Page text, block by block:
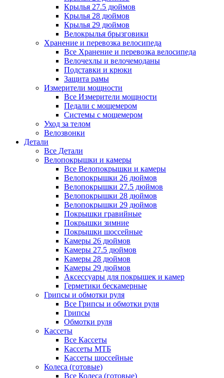
Крылья 27.5 дюймов
Крылья 28 дюймов
Крылья 29 дюймов
Велокрылья брызговики
Хранение и перевозка велосипеда
Все Хранение и перевозка велосипеда
Велочехлы и велочемоданы
Подставки и крюки
Защита рамы
Измерители мощности
Все Измерители мощности
Педали с мощемером
Системы с мощемером
Уход за телом
Велозвонки
Детали
Все Детали
Велопокрышки и камеры
Все Велопокрышки и камеры
Велопокрышки 26 дюймов
Велопокрышки 27.5 дюймов
Велопокрышки 28 дюймов
Велопокрышки 29 дюймов
Покрышки гравийные
Покрышки зимние
Покрышки шоссейные
Камеры 26 дюймов
Камеры 27.5 дюймов
Камеры 28 дюймов
Камеры 29 дюймов
Аксессуары для покрышек и камер
Герметики бескамерные
Грипсы и обмотки руля
Все Грипсы и обмотки руля
Грипсы
Обмотки руля
Кассеты
Все Кассеты
Кассеты МТБ
Кассеты шоссейные
Колеса (готовые)
Все Колеса (готовые)